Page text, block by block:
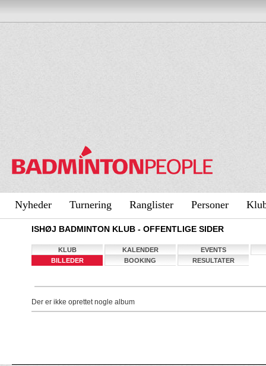
Nyheder Turnering Ranglister Personer
ISHØJ BADMINTON KLUB - OFFENTLIGE SIDER
KLUB KALENDER
EVENTS
BILLEDER
BOOKING RESULTATER
Der er ikke oprettet nogle album